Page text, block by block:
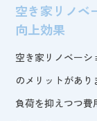
空き家リノベ
向上効果
空き家リノベーシ
のメリットがあ
負荷を抑えつつ費